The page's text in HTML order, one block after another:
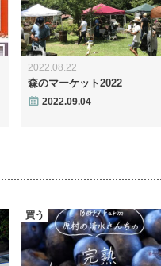
2022.08.22
森のマーケット2022
2022.09.04
買う